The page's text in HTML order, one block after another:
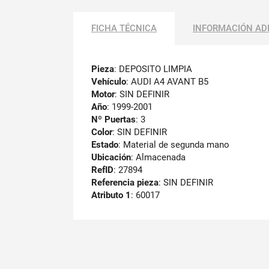
FICHA TÉCNICA INFORMACIÓN
Pieza: DEPOSITO LIMPIA
Vehículo: AUDI A4 AVANT B5
Motor: SIN DEFINIR
Año: 1999-2001
Nº Puertas: 3
Color: SIN DEFINIR
Estado: Material de segunda mano
Ubicación: Almacenada
RefID: 27894
Referencia pieza: SIN DEFINIR
Atributo 1 : 60017